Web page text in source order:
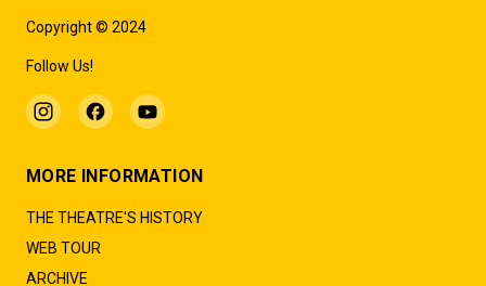
Copyright © 2024
Follow Us!
MORE INFORMATION
THE THEATRE'S HISTORY
WEB TOUR
ARCHIVE